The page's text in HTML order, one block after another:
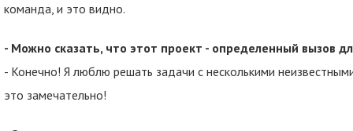
команда, и это видно.
- Можно сказать, что этот проект - определенный вызов
- Конечно! Я люблю решать задачи с несколькими
это замечательно!